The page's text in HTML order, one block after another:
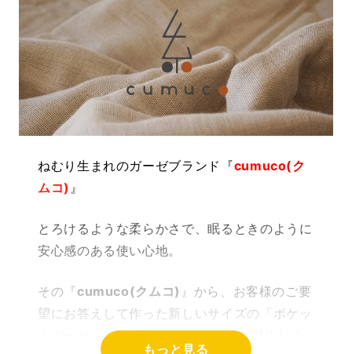
ねむり生まれのガーゼブランド『cumuco(ク
ムコ) 』
とろけるような柔らかさで、眠るときのように
安心感のある使い心地。
その『cumuco(クムコ) 』から、お客様のご要
望にお答えして作った新しいサイズの「ポケッ
トガーゼ」 と、「ハンドガーゼ」が誕生しま
もっと見る